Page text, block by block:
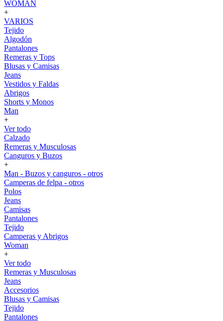
WOMAN
+
VARIOS
Tejido
Algodón
Pantalones
Remeras y Tops
Blusas y Camisas
Jeans
Vestidos y Faldas
Abrigos
Shorts y Monos
Man
+
Ver todo
Calzado
Remeras y Musculosas
Canguros y Buzos
+
Man - Buzos y canguros - otros
Camperas de felpa - otros
Polos
Jeans
Camisas
Pantalones
Tejido
Camperas y Abrigos
Woman
+
Ver todo
Remeras y Musculosas
Jeans
Accesorios
Blusas y Camisas
Tejido
Pantalones